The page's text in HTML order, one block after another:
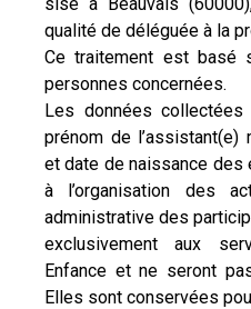
qualité de déléguée à la
Ce traitement est basé
personnes concernées.
Les données
prénom de l’assistant(e)
et date de naissance
à l’organisation des
administrative des
exclusivement aux
Enfance et ne seront
Elles sont conservées